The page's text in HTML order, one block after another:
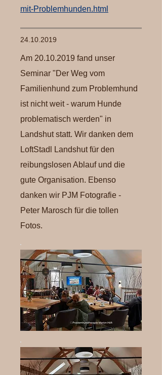
mit-Problemhunden.html
24.10.2019
Am 20.10.2019 fand unser
Seminar "Der Weg vom
Familienhund zum Problemhund
ist nicht weit - warum Hunde
problematisch werden" in
Landshut statt. Wir danken dem
LoftStadl Landshut für den
reibungslosen Ablauf und die
gute Organisation. Ebenso
danken wir PJM Fotografie -
Peter Marosch für die tollen
Fotos.